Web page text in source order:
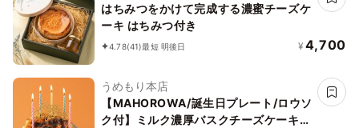
はちみつをかけて完成する濃蜜チーズケ
ーキ はちみつ付き
4.78(41)最短 明後日 ¥ 4,700
うめもり本店
【MAHOROWA/誕生日プレート/ロウソ
ク付】ミルク濃厚バスクチーズケーキ